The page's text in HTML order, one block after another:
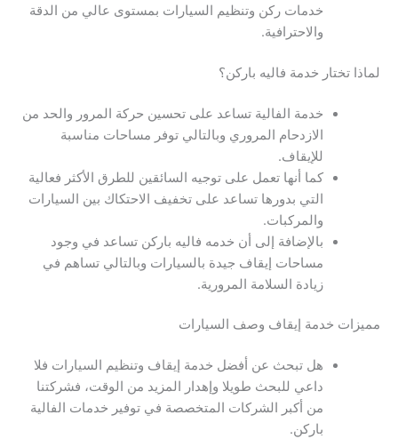
خدمات ركن وتنظيم السيارات بمستوى عالي من الدقة
والاحترافية.
لماذا تختار خدمة فاليه باركن؟
خدمة الفالية تساعد على تحسين حركة المرور والحد من
الازدحام المروري وبالتالي توفر مساحات مناسبة
للإيقاف.
كما أنها تعمل على توجيه السائقين للطرق الأكثر فعالية
التي بدورها تساعد على تخفيف الاحتكاك بين السيارات
والمركبات.
بالإضافة إلى أن خدمه فاليه باركن تساعد في وجود
مساحات إيقاف جيدة بالسيارات وبالتالي تساهم في
زيادة السلامة المرورية.
مميزات خدمة إيقاف وصف السيارات
هل تبحث عن أفضل خدمة إيقاف وتنظيم السيارات فلا
داعي للبحث طويلا وإهدار المزيد من الوقت، فشركتنا
من أكبر الشركات المتخصصة في توفير خدمات الفالية
باركن.